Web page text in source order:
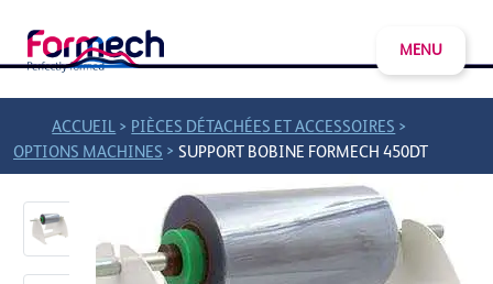
MENU
ACCUEIL > PIÈCES DÉTACHÉES ET ACCESSOIRES >
OPTIONS MACHINES > SUPPORT BOBINE FORMECH 450DT